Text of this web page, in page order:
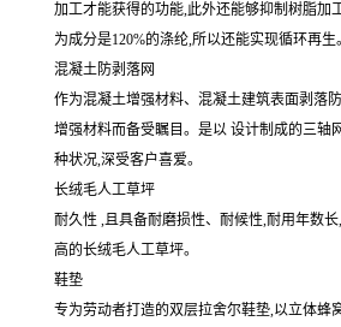
加工才能获得的功能,此外还能够抑制树脂加
为成分是120%的涤纶,所以还能实现循环再生。
混凝土防剥落网
作为混凝土增强材料、混凝土建筑表面剥落
增强材料而备受瞩目。是以 设计制成的三轴
种状况,深受客户喜爱。
长绒毛人工草坪
耐久性 ,且具备耐磨损性、耐候性,耐用年数
高的长绒毛人工草坪。
鞋垫
专为劳动者打造的双层拉舍尔鞋垫,以立体蜂